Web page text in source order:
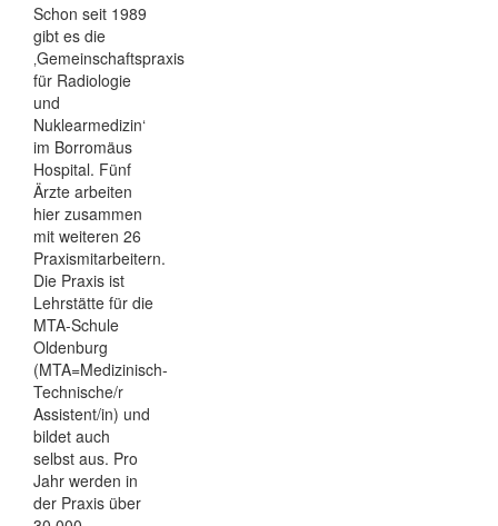
Schon seit 1989
gibt es die
‚Gemeinschaftspraxis
für Radiologie
und
Nuklearmedizin‘
im Borromäus
Hospital. Fünf
Ärzte arbeiten
hier zusammen
mit weiteren 26
Praxismitarbeitern.
Die Praxis ist
Lehrstätte für die
MTA-Schule
Oldenburg
(MTA=Medizinisch-
Technische/r
Assistent/in) und
bildet auch
selbst aus. Pro
Jahr werden in
der Praxis über